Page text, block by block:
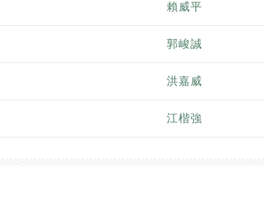
賴威平
郭峻誠
洪嘉威
江楷強